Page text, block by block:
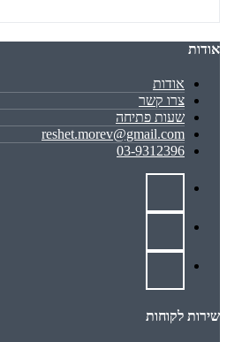
אודות
אודות
צרו קשר
שעות פתיחה
reshet.morev@gmail.com
03-9312396
שירות לקוחות